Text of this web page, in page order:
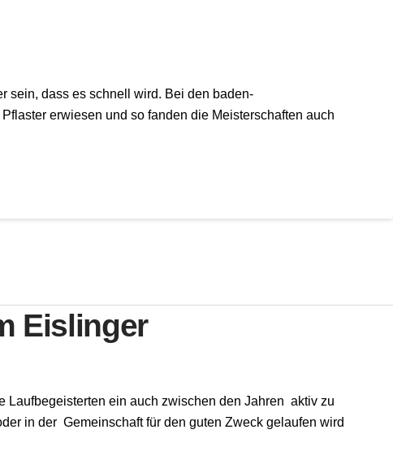
sein, dass es schnell wird. Bei den baden-
erwiesen und so fanden die Meisterschaften auch
Eislinger
Laufbegeisterten ein auch zwischen den Jahren aktiv zu
in der Gemeinschaft für den guten Zweck gelaufen wird